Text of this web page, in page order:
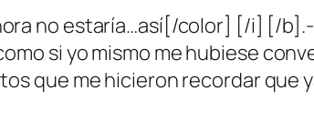
no estaría…así[/color] [/i] [/
si yo mismo me hubiese
que me hicieron recordar que